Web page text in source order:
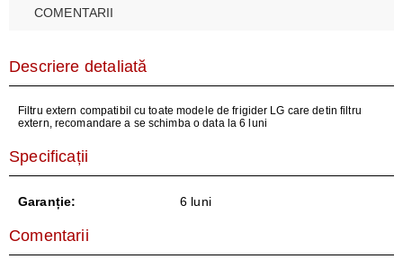
COMENTARII
Descriere detaliată
Filtru extern compatibil cu toate modele de frigider LG care detin filtru
extern, recomandare a se schimba o data la 6 luni
Specificații
Garanție: 6 luni
Comentarii